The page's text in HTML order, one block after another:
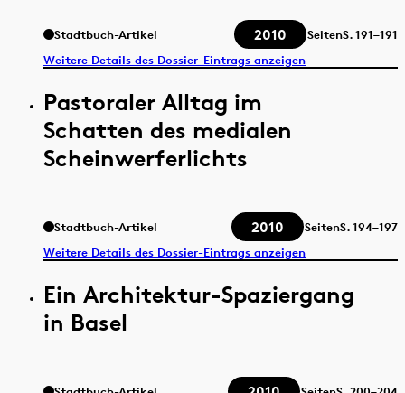
Stadtbuch-Artikel 2010 SeitenS.191–191
Weitere Details des Dossier-Eintrags anzeigen
Pastoraler Alltag im
Schatten des medialen
Scheinwerferlichts
Stadtbuch-Artikel 2010 SeitenS.194–197
Weitere Details des Dossier-Eintrags anzeigen
Ein Architektur-Spaziergang
in Basel